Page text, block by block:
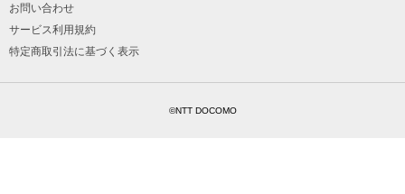
お問い合わせ
サービス利用規約
特定商取引法に基づく表示
©NTT DOCOMO